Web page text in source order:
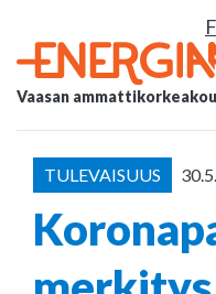
Vaasan
TULEVAISUUS